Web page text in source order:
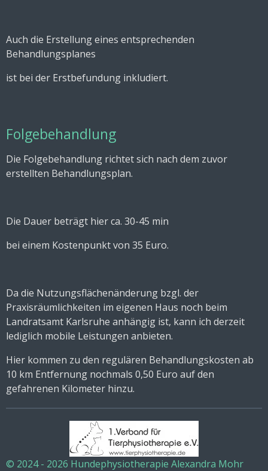
Auch die Erstellung eines entsprechenden
Behandlungsplanes
ist bei der Erstbefundung inkludiert.
Folgebehandlung
Die Folgebehandlung richtet sich nach dem zuvor
erstellten Behandlungsplan.
Die Dauer beträgt hier ca. 30-45 min
bei einem Kostenpunkt von 35 Euro.
Da die Nutzungsflächenänderung bzgl. der
Praxisräumlichkeiten im eigenen Haus noch beim
Landratsamt Karlsruhe anhängig ist, kann ich derzeit
lediglich mobile Leistungen anbieten.
Hier kommen zu den regulären Behandlungskosten ab
10 km Entfernung nochmals 0,50 Euro auf den
gefahrenen Kilometer hinzu.
© 2024 - 2026 Hundephysiotherapie Alexandra Mohr